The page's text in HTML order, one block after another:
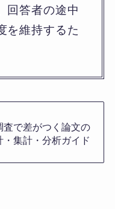
回答者の途中
を維持するた
査で差がつく論文の
・集計・分析ガイド